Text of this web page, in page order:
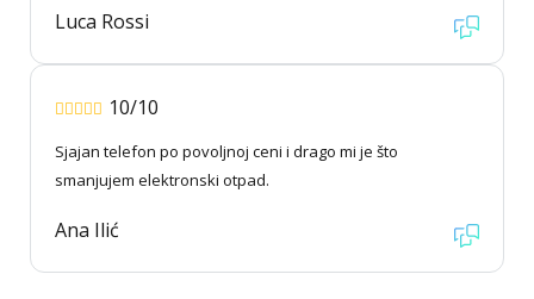
Luca Rossi
10/10
Sjajan telefon po povoljnoj ceni i drago mi je što
smanjujem elektronski otpad.
Ana Ilić